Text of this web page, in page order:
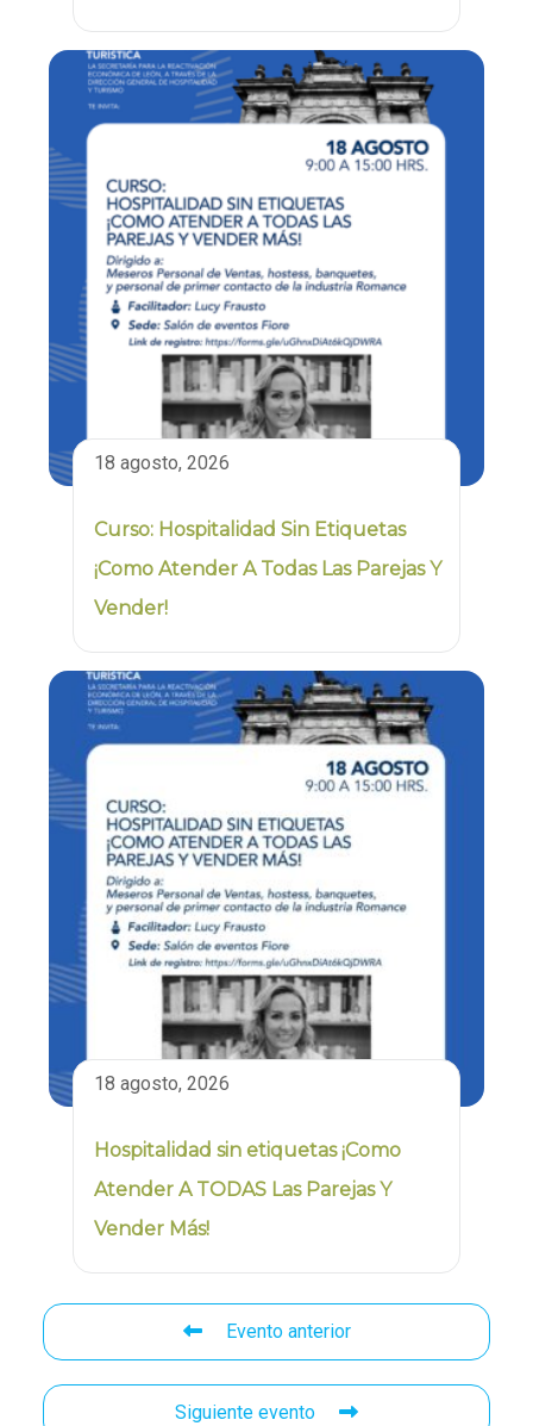
18 agosto, 2026
Curso: Hospitalidad Sin Etiquetas
¡Como Atender A Todas Las Parejas Y
Vender!
18 agosto, 2026
Hospitalidad sin etiquetas ¡Como
Atender A TODAS Las Parejas Y
Vender Más!
Evento anterior
Siguiente evento